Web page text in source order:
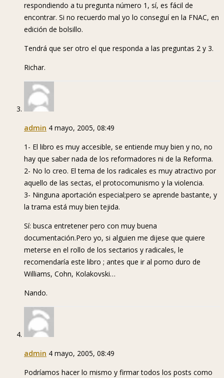
respondiendo a tu pregunta número 1, sí, es fácil de
encontrar. Si no recuerdo mal yo lo conseguí en la FNAC, en
edición de bolsillo.
Tendrá que ser otro el que responda a las preguntas 2 y 3.
Richar.
admin 4 mayo, 2005, 08:49
1- El libro es muy accesible, se entiende muy bien y no, no
hay que saber nada de los reformadores ni de la Reforma.
2- No lo creo. El tema de los radicales es muy atractivo por
aquello de las sectas, el protocomunismo y la violencia.
3- Ninguna aportación especial;pero se aprende bastante, y
la trama está muy bien tejida.
Sí: busca entretener pero con muy buena
documentación.Pero yo, si alguien me dijese que quiere
meterse en el rollo de los sectarios y radicales, le
recomendaría este libro ; antes que ir al porno duro de
Williams, Cohn, Kolakovski…
Nando.
admin 4 mayo, 2005, 08:49
Podríamos hacer lo mismo y firmar todos los posts como